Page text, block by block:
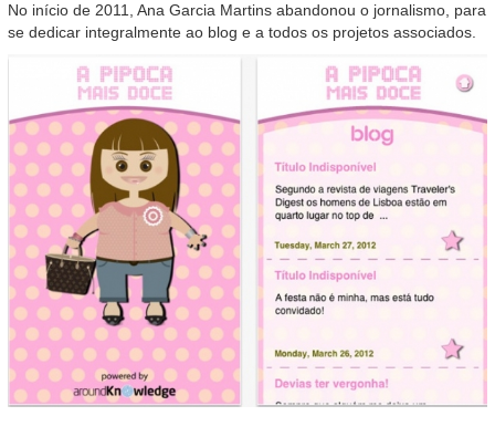
No início de 2011, Ana Garcia Martins abandonou o jornalismo, para
se dedicar integralmente ao blog e a todos os projetos associados.